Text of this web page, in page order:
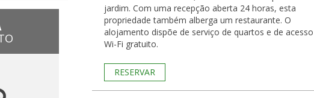
jardim. Com uma recepção aberta 24 horas, esta
propriedade também alberga um restaurante. O
alojamento dispõe de serviço de quartos e de acesso
Wi-Fi gratuito.
RESERVAR